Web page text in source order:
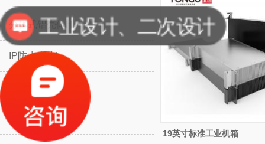
分体式铝壳体H
IP防水壳体L
IP防水壳体M
挡板防护壳体K
19英寸标准工业机箱
工业设计、二次设计